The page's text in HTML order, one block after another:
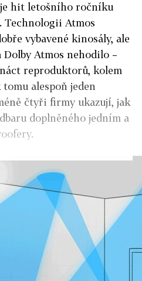
je hit letošního ročníku
Technologii Atmos
vybavené kinosály, ale
Atmos nehodilo –
reproduktorů, kolem
alespoň jeden
čtyři firmy ukazují, jak
doplněného jedním a